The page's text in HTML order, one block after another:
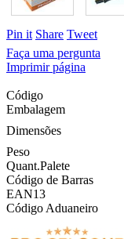
Pin it Share Tweet
Faça uma pergunta
Imprimir página
Código
Embalagem
Dimensões
Peso
Quant.Palete
Código de Barras
EAN13
Código Aduaneiro